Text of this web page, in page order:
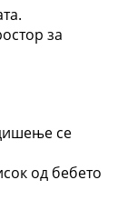
за
се
од бебето